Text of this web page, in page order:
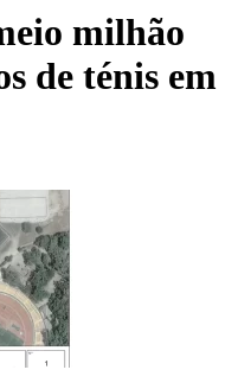
milhão
de ténis em